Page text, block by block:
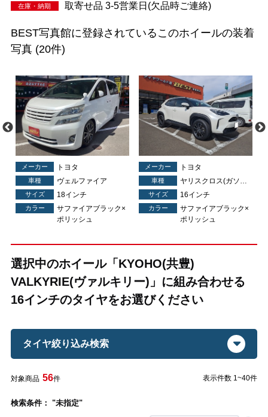
在庫・納期 取寄せ品 3-5営業日(欠品時ご連絡)
BEST写真館に登録されているこのホイールの装着
写真(20件)
メーカー トヨタ
車種 ヴェルファイア
サイズ 18インチ
カラー
サファイアブラック×
ポリッシュ
メーカー トヨタ
車種 ヤリスクロス(ガソリン)(ハイブリッド)
サイズ 16インチ
カラー
サファイアブラック×
ポリッシュ
選択中のホイール「KYOHO(共豊)
VALKYRIE(ヴァルキリー)」に組み合わせる
16インチのタイヤをお選びください
タイヤ絞り込み検索
対象商品 56件 表示件数 1~40件
検索条件： "未指定"